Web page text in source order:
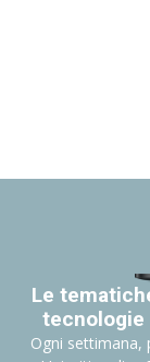
Le
tecnologie
Ogni settimana,